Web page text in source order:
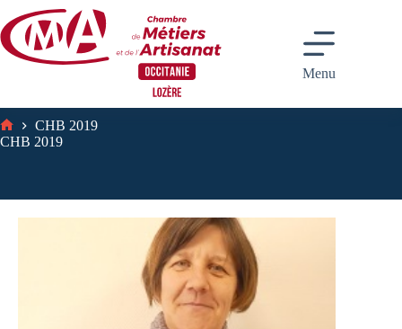
au
contenu
Menu
Accueil
CHB 2019
CHB 2019